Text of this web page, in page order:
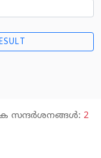
സന്ദർശനങ്ങൾ: 2